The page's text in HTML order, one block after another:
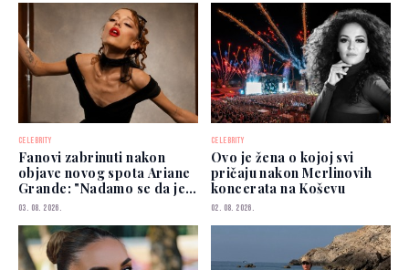
CELEBRITY
Fanovi zabrinuti nakon
objave novog spota Ariane
Grande: "Nadamo se da je
dobro"
03. 08. 2026.
CELEBRITY
Ovo je žena o kojoj svi
pričaju nakon Merlinovih
koncerata na Koševu
02. 08. 2026.